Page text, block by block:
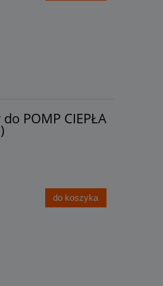
POMP CIEPŁA
do koszyka